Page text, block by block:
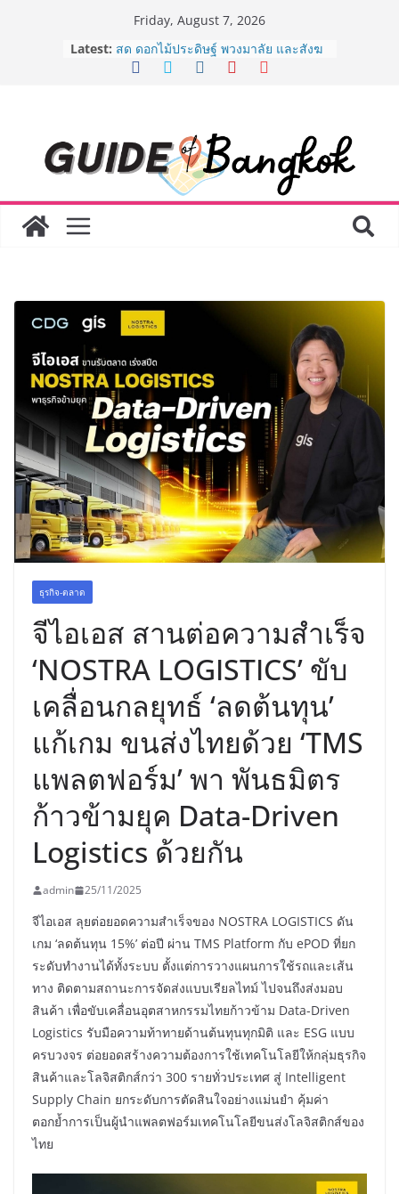
Friday, August 7, 2026
Latest: “ตลาดดอกไม้สี่มุมเมือง” ศูนย์รวมดอกไม้
สด ดอกไม้ประดิษฐ์ พวงมาลัย และสังฆ
ครั้งแรกของไทย ส่งอุปกรณ์วิทยาศาสตร์
“CE-7 MATCH” ฝีมือคนไทย ร่วมภารกิจ
สำรวจดวงจันทร์ 24 สิงหาคมนี้
8.8 “ซูเลียน” รวมพลังนักธุรกิจทั่ว
ประเทศ จัดประชุมใหญ่แห่งปี พบ CEO
อร่อย ยกเมนูระดับตำนาน “ข้าวหน้าไก่
ราชวงศ์” พุ่งทะยานสู่น่านฟ้า
BEDO เดินหน้าจัดกิจกรรมเจรจาธุรกิจ
“BIO TRADE CONNECT 2026” ยก
ระดับผลิตภัณฑ์ท้องถิ่นสู่ตลาดเชิง
พาณิชย์อย่างยั่งยืน
ธุรกิจ-ตลาด
จีไอเอส สานต่อความสำเร็จ
‘NOSTRA LOGISTICS’ ขับ
เคลื่อนกลยุทธ์ ‘ลดต้นทุน’
แก้เกม ขนส่งไทยด้วย ‘TMS
แพลตฟอร์ม’ พา พันธมิตร
ก้าวข้ามยุค Data-Driven
Logistics ด้วยกัน
admin 25/11/2025
จีไอเอส ลุยต่อยอดความสำเร็จของ NOSTRA LOGISTICS ดัน
เกม ‘ลดต้นทุน 15%’ ต่อปี ผ่าน TMS Platform กับ ePOD ที่ยก
ระดับทำงานได้ทั้งระบบ ตั้งแต่การวางแผนการใช้รถและเส้น
ทาง ติดตามสถานะการจัดส่งแบบเรียลไทม์ ไปจนถึงส่งมอบ
สินค้า เพื่อขับเคลื่อนอุตสาหกรรมไทยก้าวข้าม Data-Driven
Logistics รับมือความท้าทายด้านต้นทุนทุกมิติ และ ESG แบบ
ครบวงจร ต่อยอดสร้างความต้องการใช้เทคโนโลยีให้กลุ่มธุรกิจ
สินค้าและโลจิสติกส์กว่า 300 รายทั่วประเทศ สู่ Intelligent
Supply Chain ยกระดับการตัดสินใจอย่างแม่นยำ คุ้มค่า
ตอกย้ำการเป็นผู้นำแพลตฟอร์มเทคโนโลยีขนส่งโลจิสติกส์ของ
ไทย